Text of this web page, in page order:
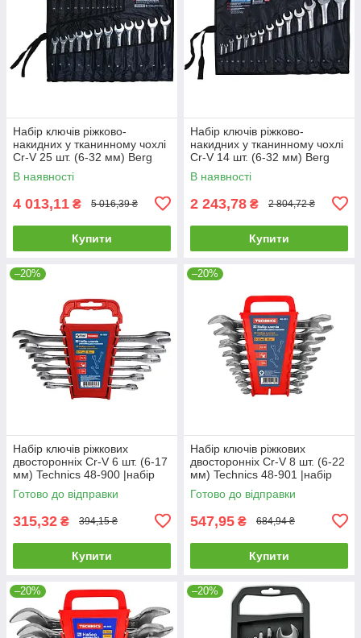
Набір ключів ріжково-
накидних у тканинному чохлі
Cr-V 25 шт. (6-32 мм) Berg
48-974 |набір інструментів
Набор ключей
В наявності
4 013,11 ₴ 5 016,39 ₴
Купити
Набір ключів ріжково-
накидних у тканинному чохлі
Cr-V 14 шт. (6-32 мм) Berg
48-973 |набір інструментів
Набор ключей
В наявності
2 243,78 ₴ 2 804,72 ₴
Купити
–20%
Набір ключів ріжкових
двосторонніх Cr-V 6 шт. (6-17
мм) Technics 48-900 |набір
інструментів Набор ключей
рожковых двухсторонних
Готово до відправки
315,32 ₴ 394,15 ₴
Купити
–20%
Набір ключів ріжкових
двосторонніх Cr-V 8 шт. (6-22
мм) Technics 48-901 |набір
інструментів Набор ключей
рожковых двухсторонних
Готово до відправки
547,95 ₴ 684,94 ₴
Купити
–20% –20%